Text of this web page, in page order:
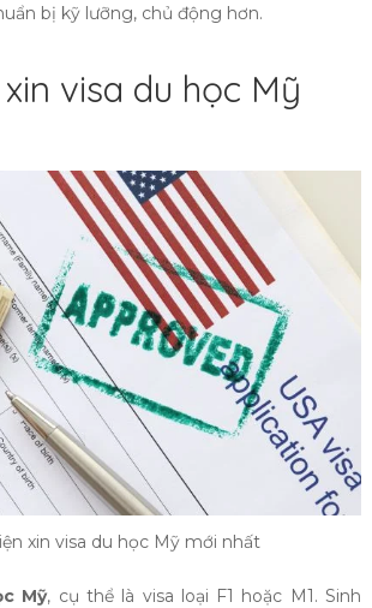
bị kỹ lưỡng, chủ động hơn.
visa du học Mỹ
xin visa du học Mỹ mới nhất
Mỹ, cụ thể là visa loại F1 hoặc M1. Sinh